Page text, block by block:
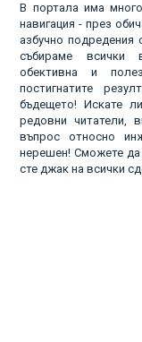
В портала има
навигация - през
азбучно подредения
събираме всички
обективна и
постигнатите
бъдещето! Искате
редовни читатели,
въпрос относно
нерешен! Сможете да
сте джак на всички